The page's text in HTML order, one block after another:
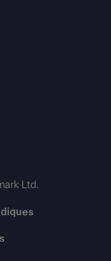
Ltd.